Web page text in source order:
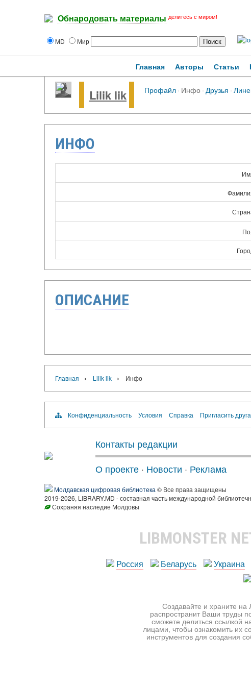
Обнародовать материалы делитесь с миром!
MD Мир
Главная Авторы Статьи
Lilik lik Профайл· Инфо· Друзья ·
ИНФО
ОПИСАНИЕ
Главная › Lilik lik › Инфо
Конфиденциальность Условия Справка Пригласить друга
Контакты редакции
О проекте · Новости · Реклама
Молдавская цифровая библиотека © Все права защищены
2019-2026, LIBRARY.MD - составная часть международной
Сохраняя наследие Молдовы
LIBMONSTER
Россия Беларусь Украина
Создавайте и храните на
распространит Ваши труды
сможете делиться ссылкой
лицами, чтобы ознакомить их
инструментов для создания